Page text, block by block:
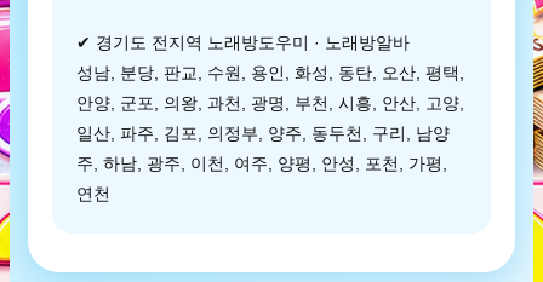
✔ 경기도 전지역 노래방도우미 · 노래방알바
성남, 분당, 판교, 수원, 용인, 화성, 동탄, 오산, 평택,
안양, 군포, 의왕, 과천, 광명, 부천, 시흥, 안산, 고양,
일산, 파주, 김포, 의정부, 양주, 동두천, 구리, 남양
주, 하남, 광주, 이천, 여주, 양평, 안성, 포천, 가평,
연천